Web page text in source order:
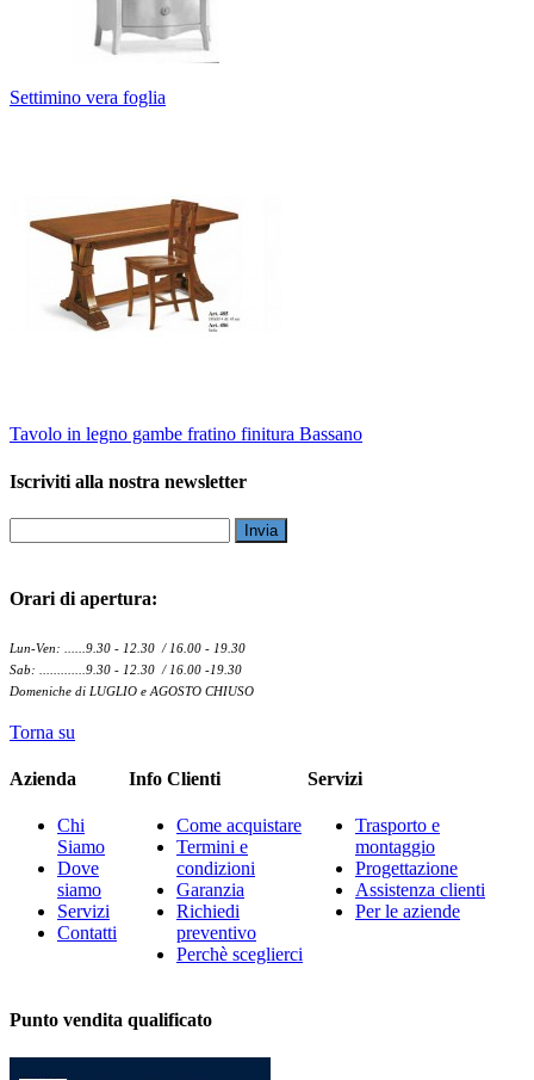
Settimino vera foglia
Tavolo in legno gambe fratino finitura Bassano
Iscriviti alla nostra newsletter
Invia
Orari di apertura:
Lun-Ven: ......9.30 - 12.30 / 16.00 - 19.30
Sab: .............9.30 - 12.30 / 16.00 -19.30
Domeniche di LUGLIO e AGOSTO CHIUSO
Torna su
Azienda
Chi
Siamo
Dove
siamo
Servizi
Contatti
Info Clienti
Come acquistare
Termini e
condizioni
Garanzia
Richiedi
preventivo
Perchè sceglierci
Servizi
Trasporto e
montaggio
Progettazione
Assistenza clienti
Per le aziende
Punto vendita qualificato